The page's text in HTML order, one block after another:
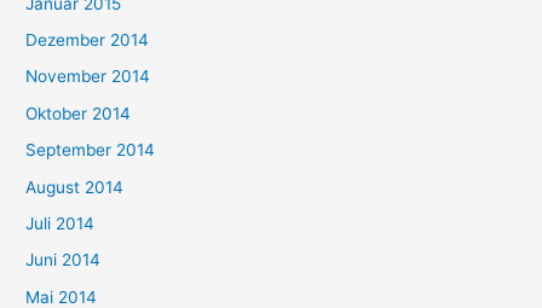
Dezember 2014
November 2014
Oktober 2014
September 2014
August 2014
Juli 2014
Juni 2014
Mai 2014